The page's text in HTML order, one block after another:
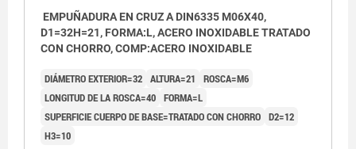
EMPUÑADURA EN CRUZ A DIN6335 M06X40,
D1=32H=21, FORMA:L, ACERO INOXIDABLE TRATADO
CON CHORRO, COMP:ACERO INOXIDABLE
DIÁMETRO EXTERIOR=32 ALTURA=21
ROSCA=M6
LONGITUD DE LA ROSCA=40 FORMA=L
SUPERFICIE CUERPO DE BASE=TRATADO CON CHORRO D2=12
H3=10